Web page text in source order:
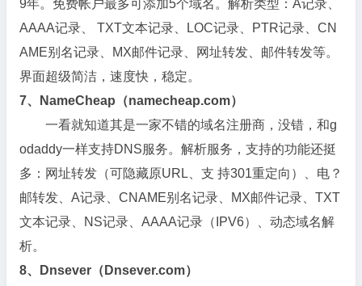
9年。免费帐户最多可添加5个域名。解析类型：A记录、
AAAA记录、 TXT文本记录、LOC记录、PTR记录、CN
AME别名记录、MX邮件记录、网址转发、邮件转发等。
界面超级简洁，速度快，稳定。
7、NameCheap（namecheap.com）
一看就知道其是一家不错的域名注册商，没错，和g
odaddy一样支持DNS服务。解析服务，支持的功能还挺
多：网址转发（可隐藏原URL、支 持301重定向）、电？
邮转发、A记录、CNAME别名记录、MX邮件记录、TXT
文本记录、NS记录、AAAA记录（IPV6）、动态域名解
析。
8、Dnsever（Dnsever.com）